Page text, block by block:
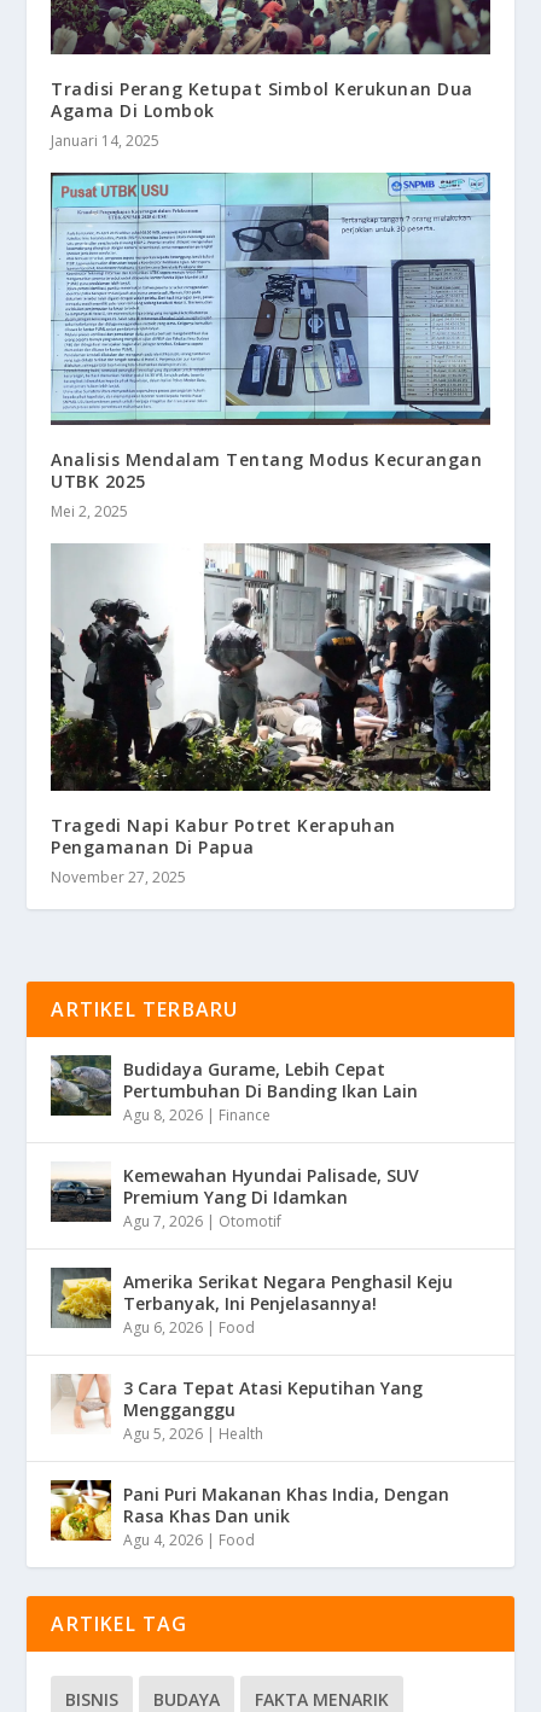
Tradisi Perang Ketupat Simbol Kerukunan Dua
Agama Di Lombok
Januari 14, 2025
Analisis Mendalam Tentang Modus Kecurangan
UTBK 2025
Mei 2, 2025
Tragedi Napi Kabur Potret Kerapuhan
Pengamanan Di Papua
November 27, 2025
ARTIKEL TERBARU
Budidaya Gurame, Lebih Cepat
Pertumbuhan Di Banding Ikan Lain
Agu 8, 2026 | Finance
Kemewahan Hyundai Palisade, SUV
Premium Yang Di Idamkan
Agu 7, 2026 | Otomotif
Amerika Serikat Negara Penghasil Keju
Terbanyak, Ini Penjelasannya!
Agu 6, 2026 | Food
3 Cara Tepat Atasi Keputihan Yang
Mengganggu
Agu 5, 2026 | Health
Pani Puri Makanan Khas India, Dengan
Rasa Khas Dan unik
Agu 4, 2026 | Food
ARTIKEL TAG
BISNIS BUDAYA FAKTA MENARIK